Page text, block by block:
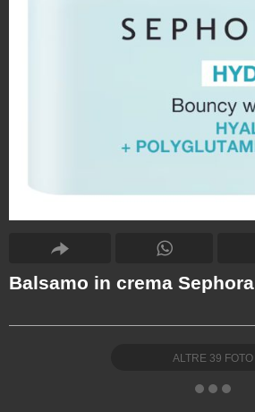
Balsamo in crema Sephora
ALTRE 39 FOTO